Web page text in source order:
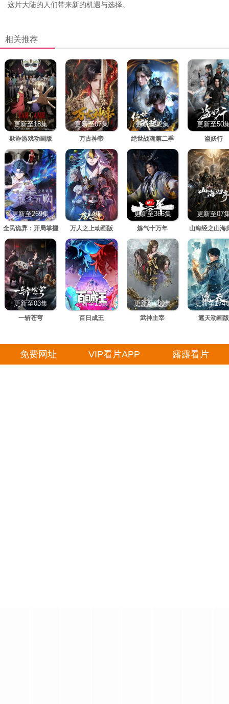
这片大陆的人们带来新的机遇与选择。
相关推荐
更新至18集
欺诈游戏动画版
更新至07集
万古神帝
更新至12集
绝世战魂第二季
更新至50
盗妖行
更新至269集
全民诡异：开局掌握
零元购·动态漫画
全14集
万人之上动画版
更新至365集
炼气十万年
更新至07
山海经之山海
更新至03集
一斩苍穹
更新至13集
百日成王
更新至680集
武神主宰
更新至174
遮天动画版
免费网址 VIP看片APP 露露看片